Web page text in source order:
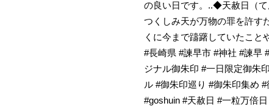
の良い日です。..◆天赦日（
つくしみ天が万物の罪を許す
くに今まで躊躇していたこ
#長崎県 #諫早市 #神社 #諫早
ジナル御朱印 #一日限定御朱
ル #御朱印巡り #御朱印集め
#goshuin #天赦日 #一粒万倍日